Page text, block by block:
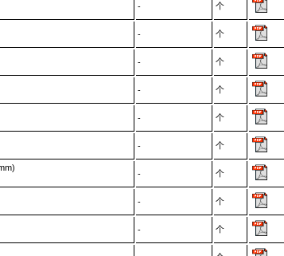
- 个
- 个
- 个
- 个
- 个
- 个
- 个
- 个
- 个